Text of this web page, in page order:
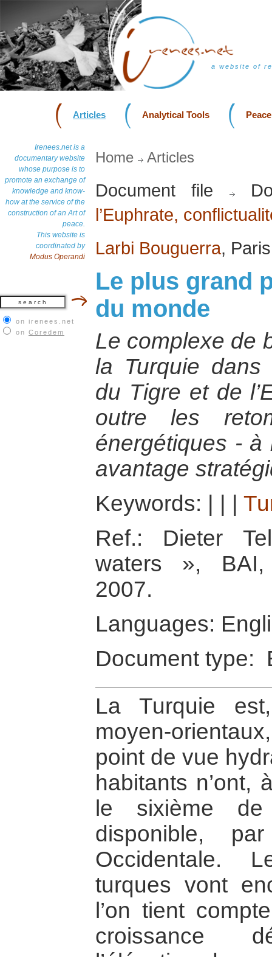
a website of
Articles Analytical Tools
Irenees.net is a
documentary website
whose purpose is to
promote an exchange of
knowledge and know-
how at the service of the
construction of an Art of
peace.
This website is
coordinated by
Modus Operandi
on irenees.net
on Coredem
Home Articles
Document file
l’Euphrate,
Larbi Bouguerra,
Le plus grand
du monde
Le complexe de
la Turquie dans
du Tigre et de
outre les
énergétiques - à
avantage
Keywords:
Ref.: Dieter
waters », BAI,
2007.
Languages:
Document type:
La Turquie
moyen-
point de vue
habitants n’ont,
le sixième
disponible,
Occidentale.
turques vont
l’on tient
croissance